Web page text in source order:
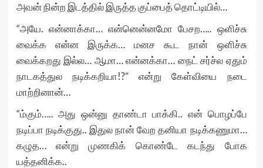
அவன் நின்ற இடத்தில் இருத்த குப்பைத் தொட்டியில்…
“அயே. என்னாக்கா… என்னென்னமோ பேசற….. ஒளிச்சு
வைக்க என்ன இருக்க… மனச கூட நான் ஒளிச்சு
வைக்கறது இல்ல… ஆமா… என்னக்கா… நைட் சர்ச்ல ஏதும்
நாடகத்துல நடிக்கறியா!?” என்று கேள்வியை நடை
மாற்றினான்…
“ம்கும்….. அது ஒன்னு தாண்டா பாக்கி.. என் பொழப்பே
நடிப்பா நடிக்குது.. இதுல நான் வேற தனியா நடிக்கணுமா…
கழுத… என்று முணகிக் கொண்டே கடந்து போக
யத்தனிக்க..